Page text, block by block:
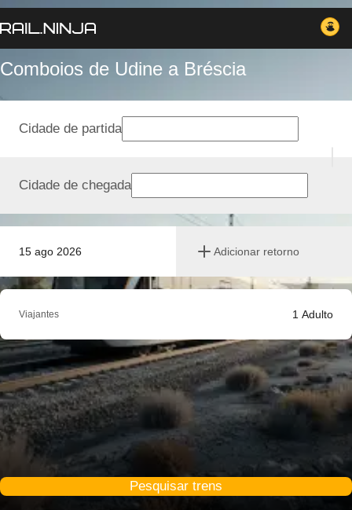
Comboios de Udine a Bréscia
15 ago 2026 Adicionar retorno
Cidade de partida
Cidade de chegada
Viajantes 1 Adulto
Pesquisar trens